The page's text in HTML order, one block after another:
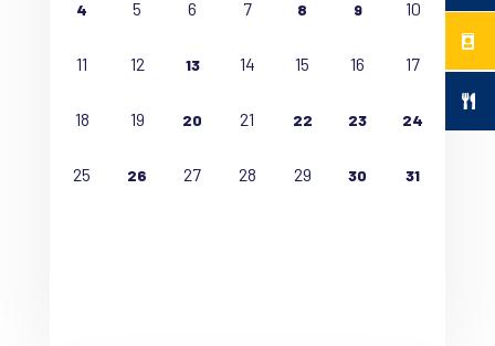
4 5 6 7 8 9 10
11 12 13 14 15 16 17
18 19 20 21 22 23 24
25 26 27 28 29 30 31